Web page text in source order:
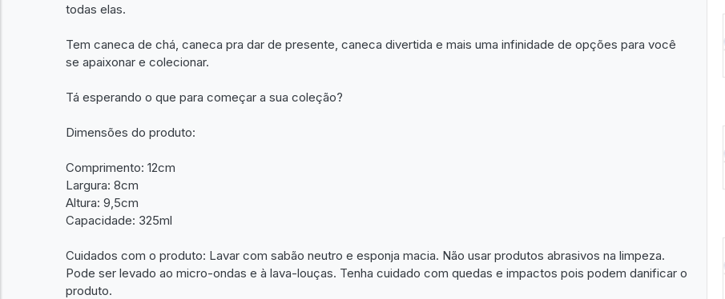
todas elas.
Tem caneca de chá, caneca pra dar de presente, caneca divertida e mais uma infinidade de opções para você
se apaixonar e colecionar.
Tá esperando o que para começar a sua coleção?
Dimensões do produto:
Comprimento: 12cm
Largura: 8cm
Altura: 9,5cm
Capacidade: 325ml
Cuidados com o produto: Lavar com sabão neutro e esponja macia. Não usar produtos abrasivos na limpeza.
Pode ser levado ao micro-ondas e à lava-louças. Tenha cuidado com quedas e impactos pois podem danificar o
produto.